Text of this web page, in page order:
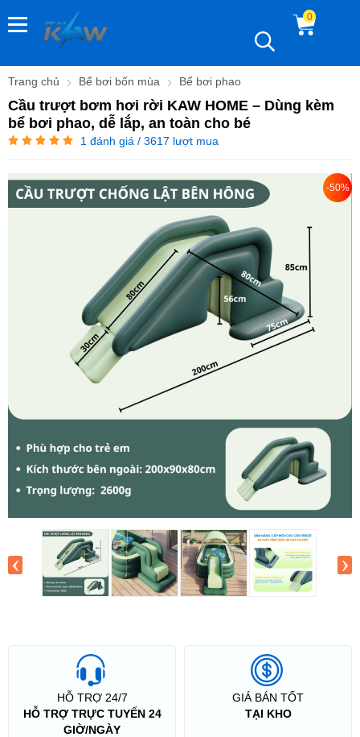
0
Trang chủ Bể bơi bốn mùa Bể bơi phao
Cầu trượt bơm hơi rời KAW HOME – Dùng kèm
bể bơi phao, dễ lắp, an toàn cho bé
1 đánh giá / 3617 lượt mua
-50%
‹ ›
HỖ TRỢ 24/7
HỖ TRỢ TRỰC TUYẾN 24
GIỜ/NGÀY
GIÁ BÁN TỐT
TẠI KHO